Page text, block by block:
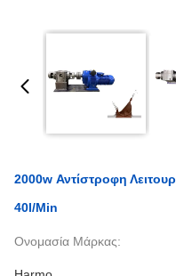
2000w Αντίστροφη
40l/min
Ονομασία Μάρκας: